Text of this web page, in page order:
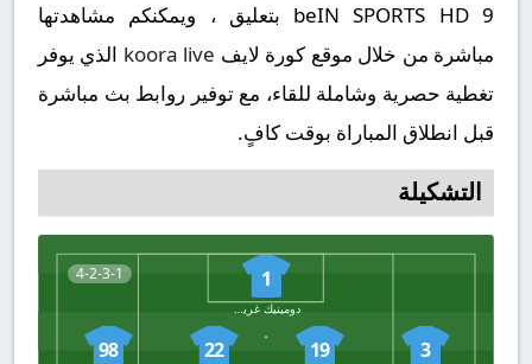
beIN SPORTS HD 9 بتعليق ، ويمكنكم مشاهدتها
مباشرة من خلال موقع كورة لايف koora live الذي يوفر
تغطية حصرية وشاملة للقاء، مع توفير روابط بث مباشرة
قبل انطلاق المباراة بوقت كافٍ.
التشكيلة
4-2-3-1 1
دومينيك غريفز
3
19
22
98